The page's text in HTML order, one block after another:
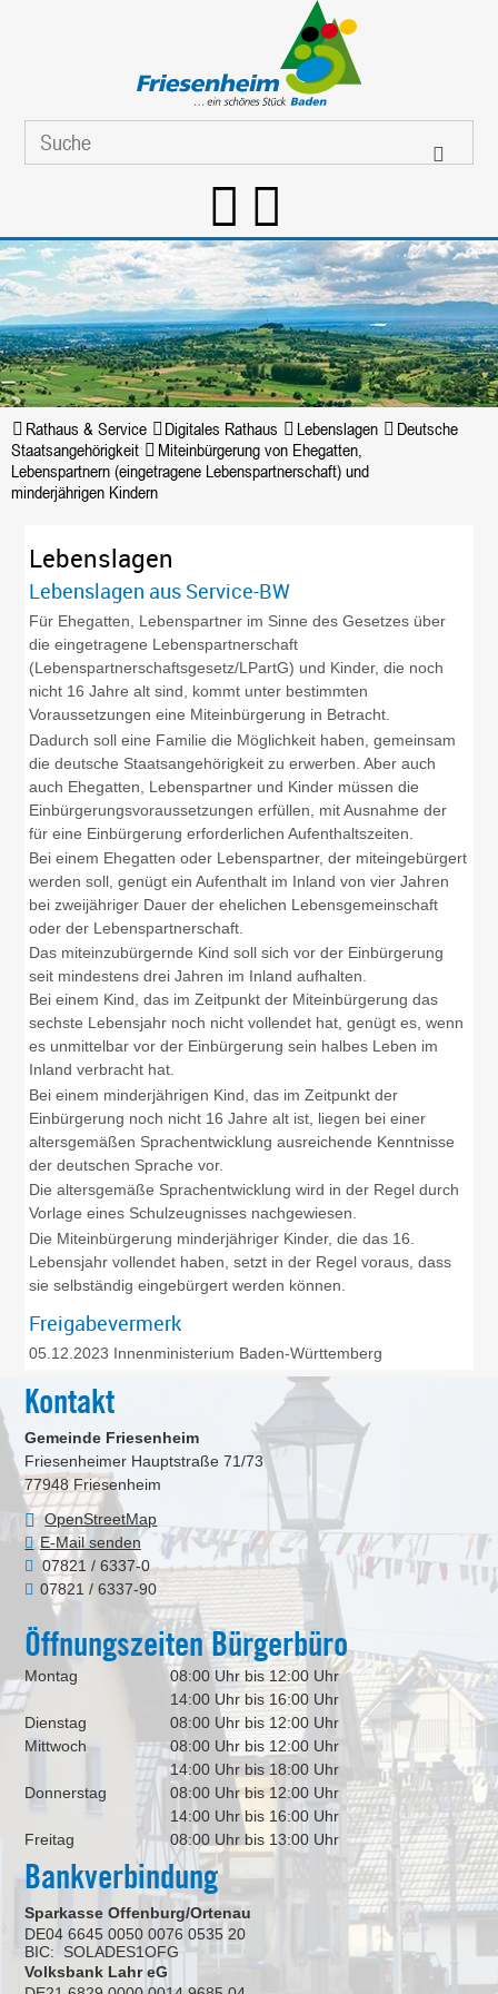
Rathaus & Service Digitales Rathaus Lebenslagen
Deutsche
Staatsangehörigkeit
Miteinbürgerung von Ehegatten,
Lebenspartnern (eingetragene Lebenspartnerschaft) und
minderjährigen Kindern
Lebenslagen
Lebenslagen aus Service-BW
Für Ehegatten, Lebenspartner im Sinne des Gesetzes über
die eingetragene Lebenspartnerschaft
(Lebenspartnerschaftsgesetz/LPartG) und Kinder, die noch
nicht 16 Jahre alt sind, kommt unter bestimmten
Voraussetzungen eine Miteinbürgerung in Betracht.
Dadurch soll eine Familie die Möglichkeit haben, gemeinsam
die deutsche Staatsangehörigkeit zu erwerben. Aber auch
auch Ehegatten, Lebenspartner und Kinder müssen die
Einbürgerungsvoraussetzungen erfüllen, mit Ausnahme der
für eine Einbürgerung erforderlichen Aufenthaltszeiten.
Bei einem Ehegatten oder Lebenspartner, der miteingebürgert
werden soll, genügt ein Aufenthalt im Inland von vier Jahren
bei zweijähriger Dauer der ehelichen Lebensgemeinschaft
oder der Lebenspartnerschaft.
Das miteinzubürgernde Kind soll sich vor der Einbürgerung
seit mindestens drei Jahren im Inland aufhalten.
Bei einem Kind, das im Zeitpunkt der Miteinbürgerung das
sechste Lebensjahr noch nicht vollendet hat, genügt es, wenn
es unmittelbar vor der Einbürgerung sein halbes Leben im
Inland verbracht hat.
Bei einem minderjährigen Kind, das im Zeitpunkt der
Einbürgerung noch nicht 16 Jahre alt ist, liegen bei einer
altersgemäßen Sprachentwicklung ausreichende Kenntnisse
der deutschen Sprache vor.
Die altersgemäße Sprachentwicklung wird in der Regel durch
Vorlage eines Schulzeugnisses nachgewiesen.
Die Miteinbürgerung minderjähriger Kinder, die das 16.
Lebensjahr vollendet haben, setzt in der Regel voraus, dass
sie selbständig eingebürgert werden können.
Freigabevermerk
05.12.2023 Innenministerium Baden-Württemberg
Kontakt
Gemeinde Friesenheim
Friesenheimer Hauptstraße 71/73
77948 Friesenheim
OpenStreetMap
E-Mail senden
07821 / 6337-0
07821 / 6337-90
Öffnungszeiten Bürgerbüro
Montag
08:00 Uhr bis 12:00 Uhr
14:00 Uhr bis 16:00 Uhr
Dienstag
08:00 Uhr bis 12:00 Uhr
Mittwoch
08:00 Uhr bis 12:00 Uhr
14:00 Uhr bis 18:00 Uhr
Donnerstag
08:00 Uhr bis 12:00 Uhr
14:00 Uhr bis 16:00 Uhr
Freitag
08:00 Uhr bis 13:00 Uhr
Bankverbindung
Sparkasse Offenburg/Ortenau
DE04 6645 0050 0076 0535 20
BIC: SOLADES1OFG
Volksbank Lahr eG